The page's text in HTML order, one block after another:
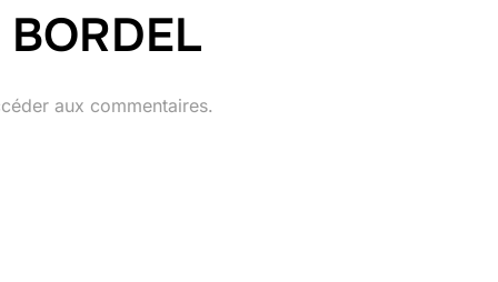
aux commentaires.